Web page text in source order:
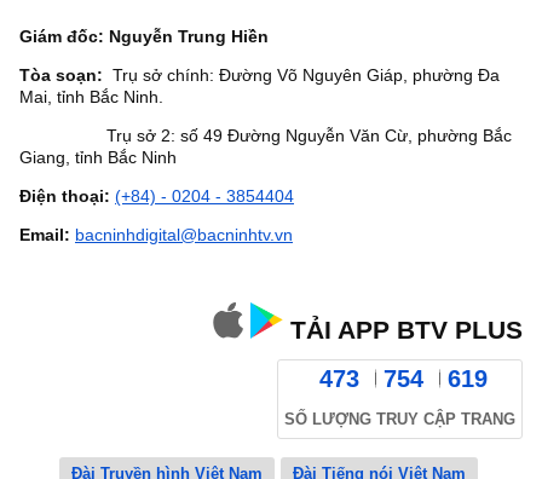
Giám đốc: Nguyễn Trung Hiền
Tòa soạn: Trụ sở chính: Đường Võ Nguyên Giáp, phường Đa
Mai, tỉnh Bắc Ninh.
Trụ sở 2: số 49 Đường Nguyễn Văn Cừ, phường Bắc
Giang, tỉnh Bắc Ninh
Điện thoại: (+84) - 0204 - 3854404
Email: bacninhdigital@bacninhtv.vn
TẢI APP BTV PLUS
473 754 619
SỐ LƯỢNG TRUY CẬP TRANG
Đài Truyền hình Việt Nam Đài Tiếng nói Việt Nam